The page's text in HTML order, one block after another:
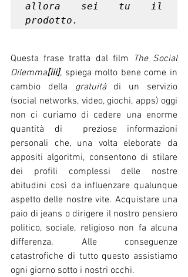
allora sei tu il
prodotto.
Questa frase tratta dal film The Social
Dilemma[iii], spiega molto bene come in
cambio della gratuità di un servizio
(social networks, video, giochi, apps) oggi
non ci curiamo di cedere una enorme
quantità di  preziose informazioni
personali che, una volta eleborate da
appositi algoritmi, consentono di stilare
dei profili complessi delle nostre
abitudini così da influenzare qualunque
aspetto delle nostre vite. Acquistare una
paio di jeans o dirigere il nostro pensiero
politico, sociale, religioso non fa alcuna
differenza. Alle conseguenze
catastrofiche di tutto questo assistiamo
ogni giorno sotto i nostri occhi.